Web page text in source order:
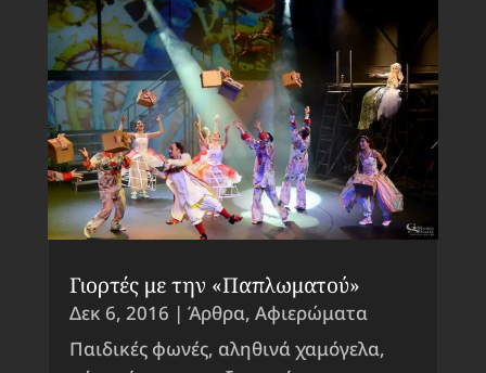
Γιορτές με την «Παπλωματού»
Δεκ 6, 2016 | Άρθρα, Αφιερώματα
Παιδικές φωνές, αληθινά χαμόγελα,